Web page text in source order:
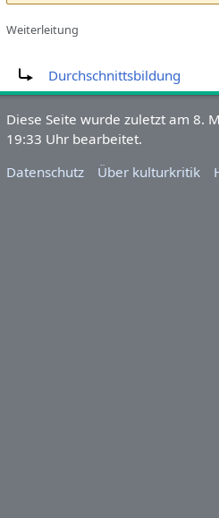
Weiterleitung
Durchschnittsbildung
Diese Seite wurde zuletzt am 8.
19:33 Uhr bearbeitet.
Datenschutz
Über kulturkritik